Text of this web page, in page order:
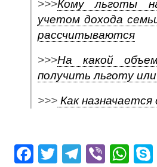
>>>Кому льготы
учетом дохода
рассчитываются
>>>На какой
получить льготу
>>> Как назначается
F T T Vi W